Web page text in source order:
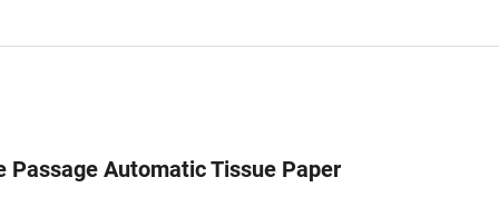
Passage Automatic Tissue Paper